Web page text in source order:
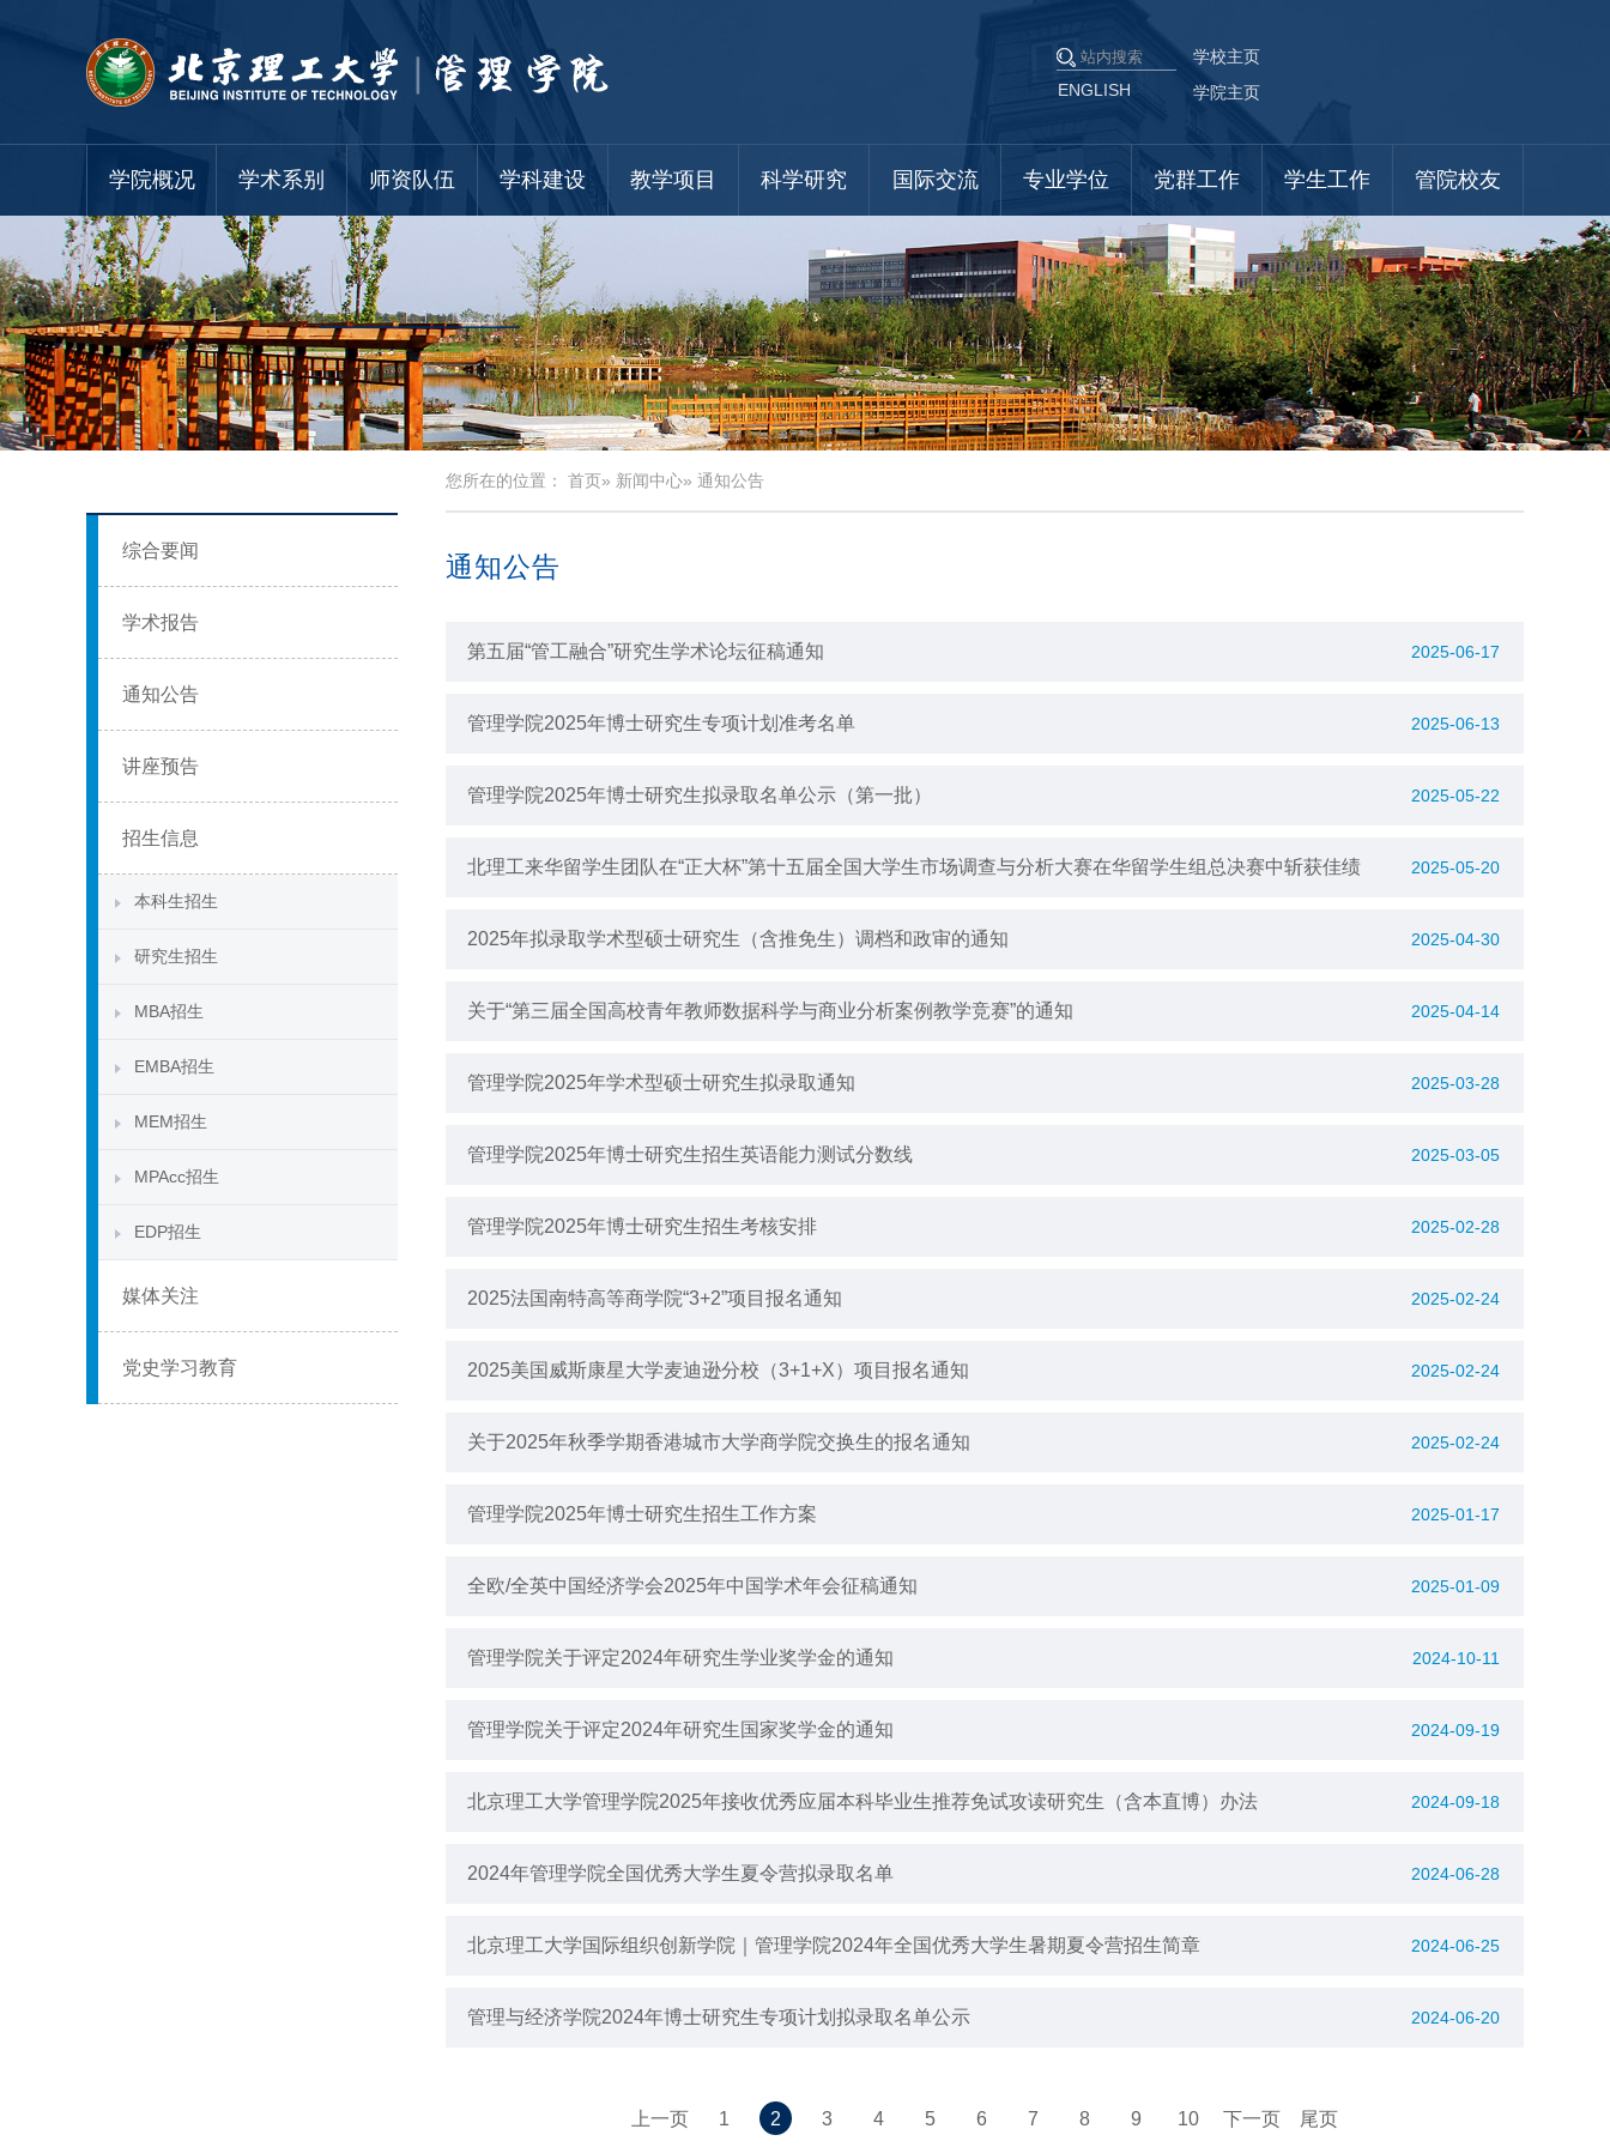
ENGLISH
学校主页
学院主页
学院概况 学术系别 师资队伍 学科建设 教学项目 科学研究 国际交流 专业学位 党群工作 学生工作 管院校友
综合要闻
学术报告
通知公告
讲座预告
招生信息
本科生招生
研究生招生
MBA招生
EMBA招生
MEM招生
MPAcc招生
EDP招生
媒体关注
党史学习教育
您所在的位置： 首页» 新闻中心» 通知公告
通知公告
2025-06-17
第五届“管工融合”研究生学术论坛征稿通知
2025-06-13
管理学院2025年博士研究生专项计划准考名单
2025-05-22
管理学院2025年博士研究生拟录取名单公示（第一批）
2025-05-20
北理工来华留学生团队在“正大杯”第十五届全国大学生市场调查与分析大赛在华留学生组总决赛中斩获佳绩
2025-04-30
2025年拟录取学术型硕士研究生（含推免生）调档和政审的通知
2025-04-14
关于“第三届全国高校青年教师数据科学与商业分析案例教学竞赛”的通知
2025-03-28
管理学院2025年学术型硕士研究生拟录取通知
2025-03-05
管理学院2025年博士研究生招生英语能力测试分数线
2025-02-28
管理学院2025年博士研究生招生考核安排
2025-02-24
2025法国南特高等商学院“3+2”项目报名通知
2025-02-24
2025美国威斯康星大学麦迪逊分校（3+1+X）项目报名通知
2025-02-24
关于2025年秋季学期香港城市大学商学院交换生的报名通知
2025-01-17
管理学院2025年博士研究生招生工作方案
2025-01-09
全欧/全英中国经济学会2025年中国学术年会征稿通知
2024-10-11
管理学院关于评定2024年研究生学业奖学金的通知
2024-09-19
管理学院关于评定2024年研究生国家奖学金的通知
2024-09-18
北京理工大学管理学院2025年接收优秀应届本科毕业生推荐免试攻读研究生（含本直博）办法
2024-06-28
2024年管理学院全国优秀大学生夏令营拟录取名单
2024-06-25
北京理工大学国际组织创新学院｜管理学院2024年全国优秀大学生暑期夏令营招生简章
2024-06-20
管理与经济学院2024年博士研究生专项计划拟录取名单公示
上一页 1 2 3 4 5 6 7 8 9 10 下一页 尾页